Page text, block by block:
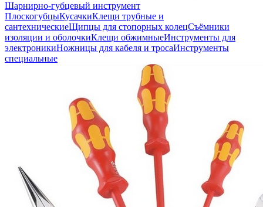
Шарнирно-губцевый инструмент
ПлоскогубцыКусачкиКлещи трубные и
сантехническиеЩипцы для стопорных колецСъёмники
изоляции и оболочкиКлещи обжимныеИнструменты для
электроникиНожницы для кабеля и тросаИнструменты
специальные